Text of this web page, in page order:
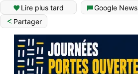
Lire plus tard Google News
Partager